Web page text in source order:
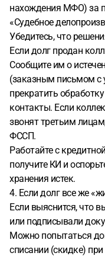
нахождения МФО) за
«Судебное
Убедитесь, что
Если долг продан
Сообщите им о
(заказным письмом с
прекратить
контакты. Если
звонят третьим
ФССП.
Работайте с
получите КИ и
хранения истек.
4. Если долг все же
Если выяснится, что
или подписывали
Можно попытаться
списании (скидке)